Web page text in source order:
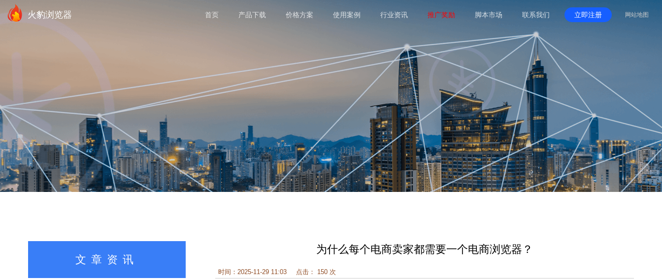
火豹浏览器 首页 产品下载 价格方案 使用案例 行业资讯 推广奖励 脚本市场 联系我们 立即注册 网站地图
文章资讯
为什么每个电商卖家都需要一个电商浏览器？
时间：2025-11-29 11:03 点击： 150 次